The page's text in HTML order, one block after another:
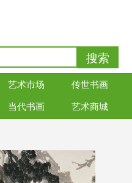
艺术市场 传世书画
当代书画 艺术商城